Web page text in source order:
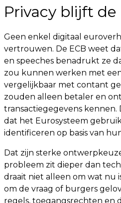
Privacy blijft
Geen enkel digitaal
vertrouwen. De ECB weet
en speeches benadrukt ze
zou kunnen werken met
vergelijkbaar met contant
zouden alleen betaler en
transactiegegevens kennen.
dat het Eurosysteem
identificeren op basis van
Dat zijn sterke
probleem zit dieper dan
draait niet alleen om wat nu
om de vraag of burgers
regels, toegangsrechten en